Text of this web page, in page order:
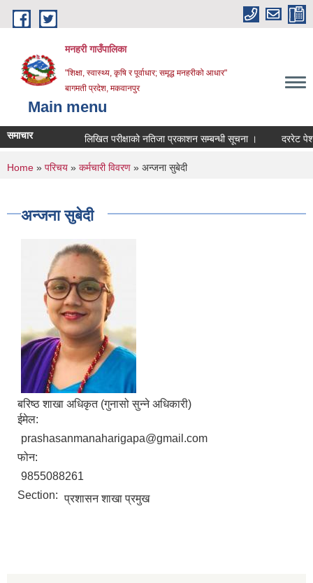
Skip to main content
मनहरी गाउँपालिका
"शिक्षा, स्वास्थ्य, कृषि र पूर्वाधार; समृद्ध मनहरीको आधार"
बागमती प्रदेश, मकवानपुर
Main menu
समाचार लिखित परीक्षाको नतिजा प्रकाशन सम्बन्धी सूचना । दररेट पेश गर्ने
You are here
Home » परिचय » कर्मचारी विवरण » अन्जना सुबेदी
अन्जना सुबेदी
बरिष्ठ शाखा अधिकृत (गुनासो सुन्ने अधिकारी)
ईमेल:
prashasanmanaharigapa@gmail.com
फोन:
9855088261
Section: प्रशासन शाखा प्रमुख